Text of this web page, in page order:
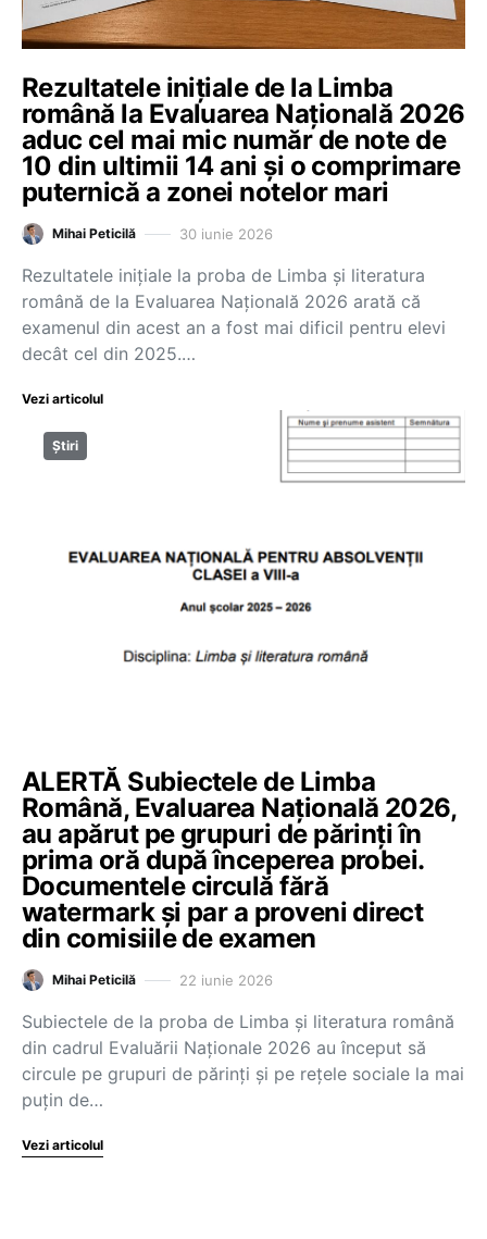
Rezultatele inițiale de la Limba
română la Evaluarea Națională 2026
aduc cel mai mic număr de note de
10 din ultimii 14 ani și o comprimare
puternică a zonei notelor mari
Mihai Peticilă 30 iunie 2026
Rezultatele inițiale la proba de Limba și literatura
română de la Evaluarea Națională 2026 arată că
examenul din acest an a fost mai dificil pentru elevi
decât cel din 2025.…
Vezi articolul
Știri
ALERTĂ Subiectele de Limba
Română, Evaluarea Națională 2026,
au apărut pe grupuri de părinți în
prima oră după începerea probei.
Documentele circulă fără
watermark și par a proveni direct
din comisiile de examen
Mihai Peticilă 22 iunie 2026
Subiectele de la proba de Limba și literatura română
din cadrul Evaluării Naționale 2026 au început să
circule pe grupuri de părinți și pe rețele sociale la mai
puțin de…
Vezi articolul